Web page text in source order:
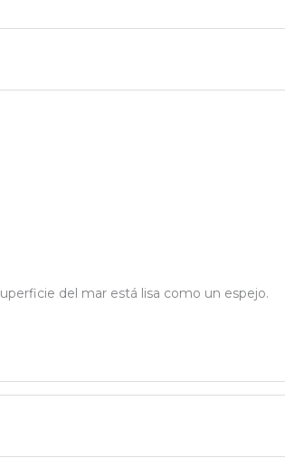
del mar está lisa como un espejo.